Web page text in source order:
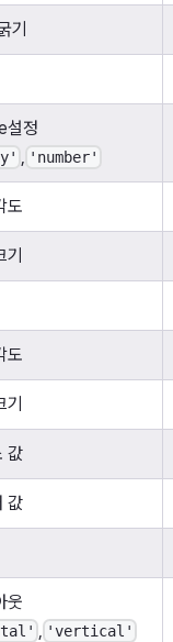
기
설정
'number'
도
도
값
값
웃
, 'vertical'